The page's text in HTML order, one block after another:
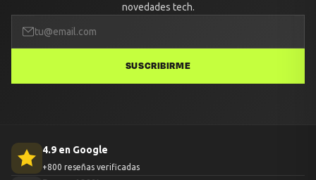
novedades tech.
SUSCRIBIRME
4.9 en Google
+800 reseñas verificadas